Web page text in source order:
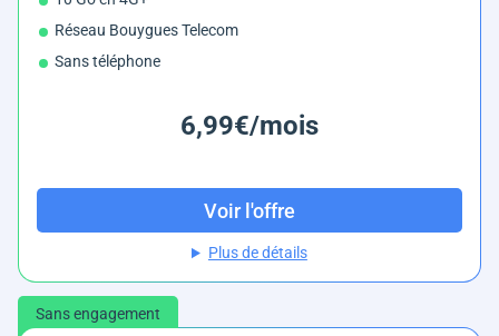
Réseau Bouygues Telecom
Sans téléphone
6,99€/mois
Voir l'offre
Plus de détails
Sans engagement